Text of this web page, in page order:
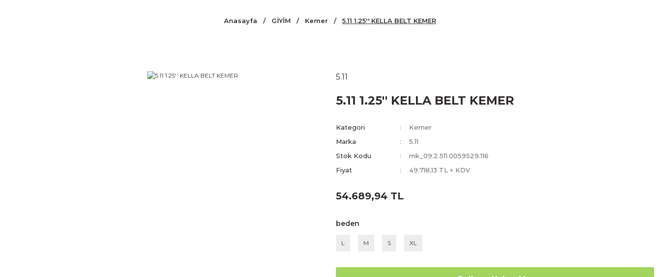
Anasayfa GİYİM Kemer 5.11 1.25'' KELLA BELT KEMER
5.11
5.11 1.25'' KELLA BELT KEMER
Kategori
Kemer
Marka
5.11
Stok Kodu
mk_09.2.511.0059529.116
Fiyat
49.718,13 TL + KDV
54.689,94 TL
beden
L M S XL